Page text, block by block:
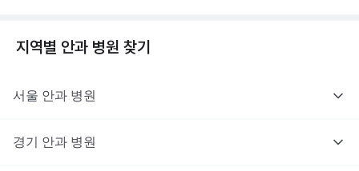
지역별 안과 병원 찾기
서울 안과 병원
경기 안과 병원